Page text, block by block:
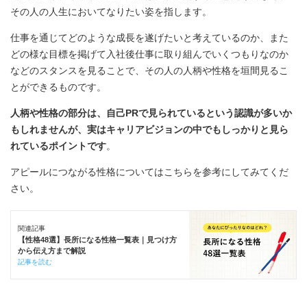
その人の人生においてなりたい姿を指します。
仕事を通じてどのような成長を遂げたいと考えているのか、また
どの様な目標を掲げて入社後仕事に取り組んでいくつもりなのか
などのスタンスを見ることで、その人の人柄や性格を垣間見るこ
とができるものです。
人柄や性格の部分は、自己PRで見られているという認識が多いか
もしれませんが、実はキャリアビジョンの中でもしっかりと見ら
れているポイントです。
アピールにつながる性格についてはこちらを参考にしてみてくだ
さい。
関連記事
【性格48選】長所になる性格一覧表｜見つけ方
から伝え方まで解説
記事を読む